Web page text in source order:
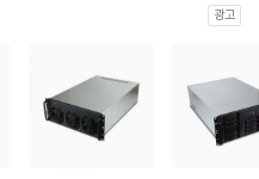
광고